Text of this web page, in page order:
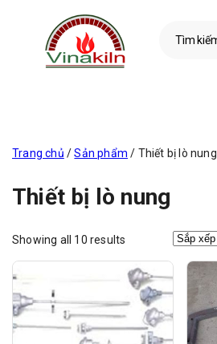
Trang chủ /Sản phẩm / Thiết bị lò nung
Thiết bị lò nung
Showing all 10 results